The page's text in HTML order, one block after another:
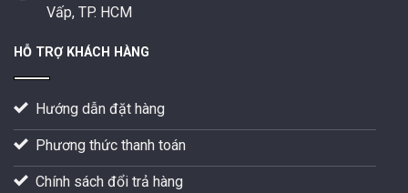
Vấp, TP. HCM
HỖ TRỢ KHÁCH HÀNG
Hướng dẫn đặt hàng
Phương thức thanh toán
Chính sách đổi trả hàng